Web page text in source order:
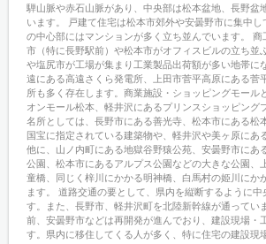
騨山脈や赤石山脈があり、中央部は松本盆地、長野盆
います。 戸建て住宅は松本市郊外や安曇野市に集中
の中心部にはマンションが多く立ち並んでいます。
市（特に長野駅前）や松本市がオフィスビルの立ち並
や塩尻市が工場が集まり工業製品出荷額が多い地帯に
遠にある高遠さくら発電所、上田市菅平高原にある菅
所も多く存在します。商業施設・ショッピングモール
オンモール松本、軽井沢にあるプリンスショッピング
名所としては、長野市にある善光寺、松本市にある松
国宝に指定されている建築物や、軽井沢や美ヶ原にあ
他に、山ノ内町にある地獄谷野猿公苑、安曇野市にあ
公園、松本市にあるアルプス公園などの大きな公園、
童橋、同じく梓川にかかる明神橋、白馬村の姫川にか
ます。 道路交通の要として、県内を縦断するように中
す。また、長野市、軽井沢町を北陸新幹線が通ってい
前、安曇野市などは再開発が進んでおり、建設現場・
す。県内に移住してくる人が多く、特に住宅の建設現